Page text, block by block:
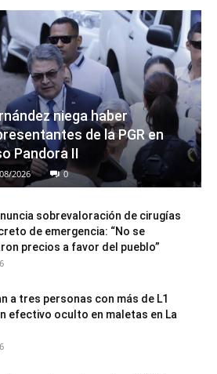
niega haber
de la PGR en
Pandora II
2026 0
sobrevaloración de cirugías
de emergencia: “No se
precios a favor del pueblo”
a tres personas con más de L1
efectivo oculto en maletas en La